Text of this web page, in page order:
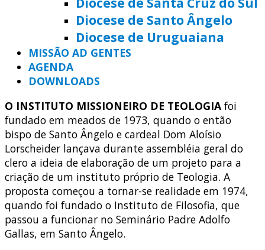
Diocese de Santo Ângelo
Diocese de Uruguaiana
MISSÃO AD GENTES
AGENDA
DOWNLOADS
O INSTITUTO MISSIONEIRO DE TEOLOGIA foi
fundado em meados de 1973, quando o então
bispo de Santo Ângelo e cardeal Dom Aloísio
Lorscheider lançava durante assembléia geral do
clero a ideia de elaboração de um projeto para a
criação de um instituto próprio de Teologia. A
proposta começou a tornar-se realidade em 1974,
quando foi fundado o Instituto de Filosofia, que
passou a funcionar no Seminário Padre Adolfo
Gallas, em Santo Ângelo.